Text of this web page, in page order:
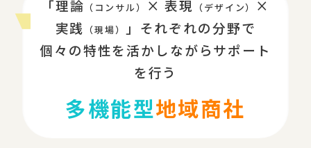
「理論 （コンサル） × 表現 （デザイン）
×
実践 （現場）
」それぞれの分野で
個々の特性を活かしながらサポート
を行う
多機能型地域商社